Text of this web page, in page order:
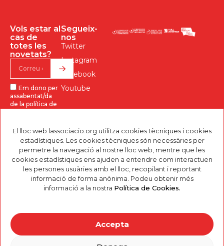
El lloc web lassociacio.org utilitza cookies tècniques i cookies
estadístiques. Les cookies tècniques són necessàries per
permetre la navegació al nostre lloc web, mentre que les
cookies estadístiques ens ajuden a entendre com interactuen
les persones usuàries amb el lloc, recopilant i reportant
informació de forma anònima. Podeu obtenir més
informació a la nostra Política de Cookies.
Accepta
Vols estar al
cas de
totes les
novetats?
Em dono per
assabentat/da
de la política de
INFORMACIÓ DE
PROTECCIÓ DE DADES.
Finalitats: Enviar-te
comunicacions
comercials sobre
l’estat d’aquest
projecte per mitjans
electrònics. Drets: Pots
més d’accedir,
rectificar, suprimir les
teves dades i altres al
Segueix-
nos
Twitter
Instagram
Facebook
Youtube